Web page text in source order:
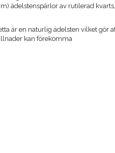
ädelstenspärlor av rutilerad
är en naturlig ädelsten vilket gör
kan förekomma